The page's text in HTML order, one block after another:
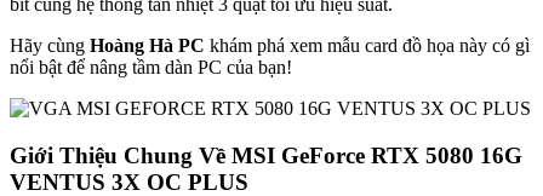
bit cùng hệ thống tản nhiệt 3 quạt tối ưu hiệu suất.
Hãy cùng Hoàng Hà PC khám phá xem mẫu card đồ họa này có gì
nổi bật để nâng tầm dàn PC của bạn!
Giới Thiệu Chung Về MSI GeForce RTX 5080 16G
VENTUS 3X OC PLUS